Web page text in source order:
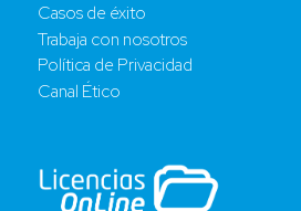
Casos de éxito
Trabaja con nosotros
Política de Privacidad
Canal Ético